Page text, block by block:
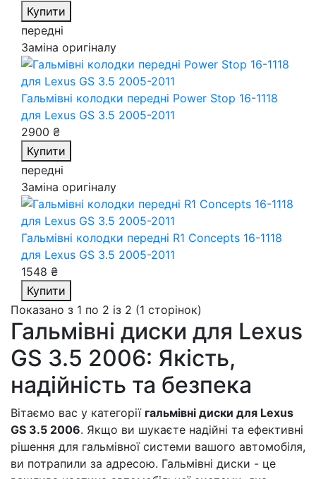
Купити
передні
Заміна оригіналу
Гальмівні колодки передні Power Stop 16-1118
для Lexus GS 3.5 2005-2011
2900 ₴
Купити
передні
Заміна оригіналу
Гальмівні колодки передні R1 Concepts 16-1118
для Lexus GS 3.5 2005-2011
1548 ₴
Купити
Показано з 1 по 2 із 2 (1 сторінок)
Гальмівні диски для Lexus
GS 3.5 2006: Якість,
надійність та безпека
Вітаємо вас у категорії гальмівні диски для Lexus
GS 3.5 2006. Якщо ви шукаєте надійні та ефективні
рішення для гальмівної системи вашого автомобіля,
ви потрапили за адресою. Гальмівні диски - це